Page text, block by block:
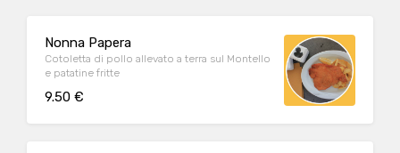
Nonna Papera
Cotoletta di pollo allevato a terra sul Montello
e patatine fritte
9.50 €